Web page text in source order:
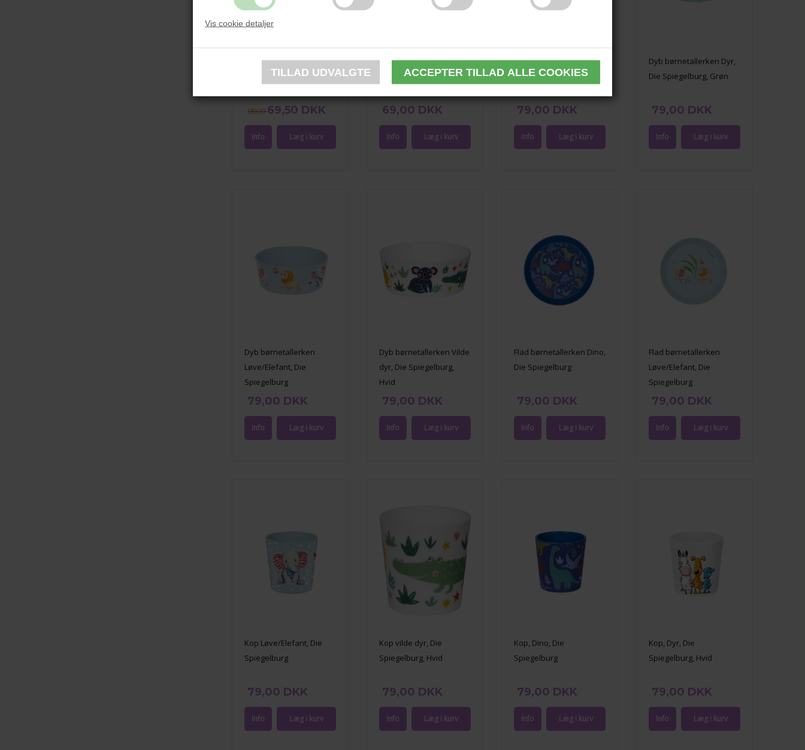
Vis cookie detaljer
Tallerken sæt med Ugle,
Skip Hop
139,0069,50 DKK
Savanne Skål, Petit Jour
69,00 DKK
Dyb børnetallerken Dino,
Die Spiegelburg
79,00 DKK
Dyb børnetallerken Dyr,
Die Spiegelburg, Grøn
79,00 DKK
Dyb børnetallerken
Løve/Elefant, Die
Spiegelburg
79,00 DKK
Dyb børnetallerken Vilde
dyr, Die Spiegelburg,
Hvid
79,00 DKK
Flad børnetallerken Dino,
Die Spiegelburg
79,00 DKK
Flad børnetallerken
Løve/Elefant, Die
Spiegelburg
79,00 DKK
Kop Løve/Elefant, Die
Spiegelburg
79,00 DKK
Kop vilde dyr, Die
Spiegelburg, Hvid
79,00 DKK
Kop, Dino, Die
Spiegelburg
79,00 DKK
Kop, Dyr, Die
Spiegelburg, Hvid
79,00 DKK